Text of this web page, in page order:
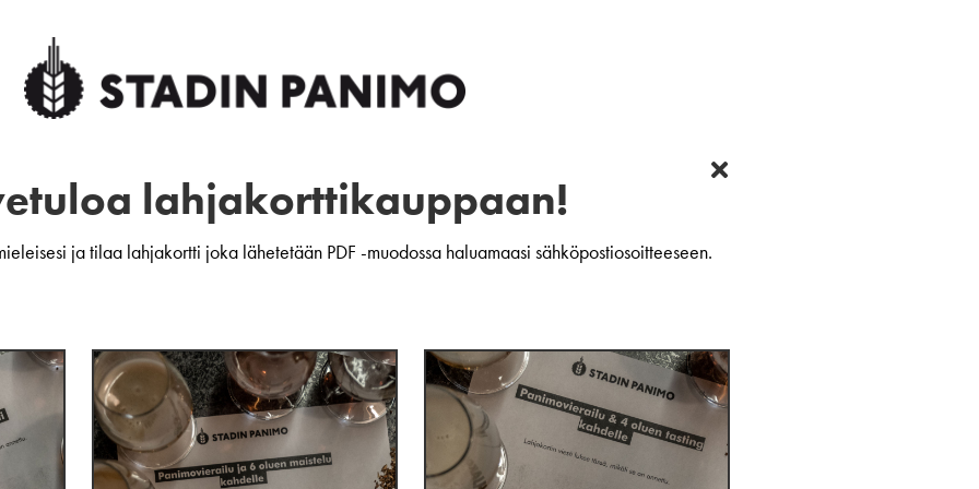
lahjakorttikauppaan!
ja tilaa lahjakortti joka lähetetään PDF -muodossa haluamaasi sähköpostiosoitteeseen.